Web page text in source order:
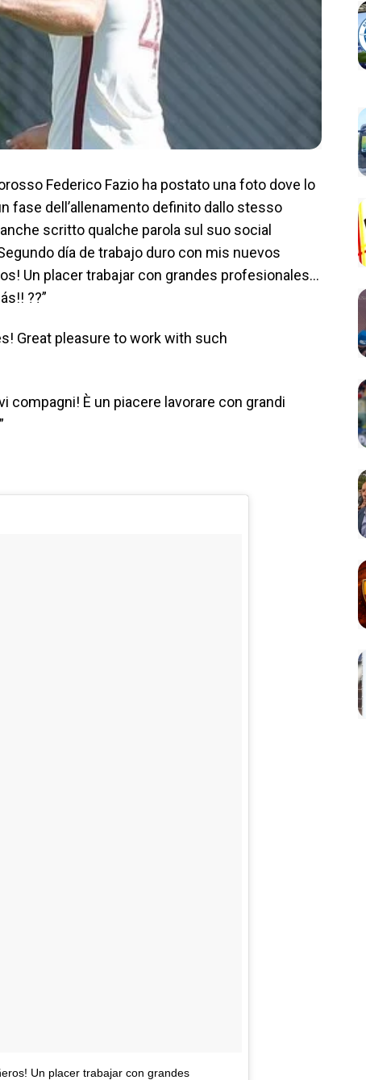
Federico Fazio ha postato una foto dove lo
fase dell’allenamento definito dallo stesso
anche scritto qualche parola sul suo social
día de trabajo duro con mis nuevos
Un placer trabajar con grandes profesionales…
??”
Great pleasure to work with such
compagni! È un piacere lavorare con grandi
Un placer trabajar con grandes